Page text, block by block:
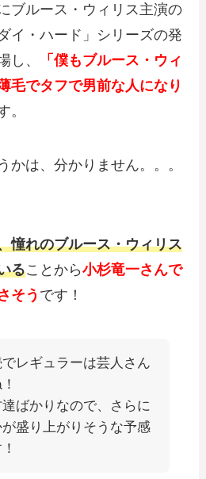
ブルース・ウィリス主演の
イ・ハード」シリーズの発
し、
「僕もブルース・ウィ
毛でタフで男前な人になり
。
かは、分かりません。。。
憧れのブルース・ウィリス
ることから小杉竜一さんで
そう です！
でレギュラーは芸人さん
ばかりなので、さらに
盛り上がりそうな予感